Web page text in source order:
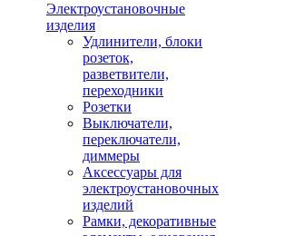
Электроустановочные
изделия
Удлинители, блоки
розеток,
разветвители,
переходники
Розетки
Выключатели,
переключатели,
диммеры
Аксессуары для
электроустановочных
изделий
Рамки, декоративные